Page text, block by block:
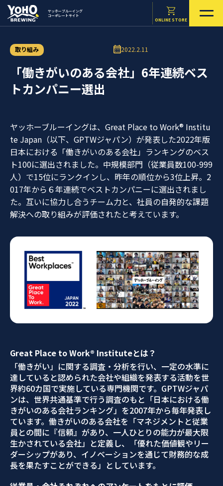
ヤッホーブルーイング
コーポレートサイト
ONLINE STORE
取り組み 2022.2.11
「働きがいのある会社」6年連続ベス
トカンパニー選出
ヤッホーブルーイングは、Great Place to Work® Institu
te Japan（以下、GPTWジャパン）が発表した2022年版
日本における「働きがいのある会社」ランキングのベス
ト100に選出されました。中規模部門（従業員数100-999
人）で15位にランクインし、昨年の順位から3位上昇。2
017年から６年連続でベストカンパニーに選出されまし
た。互いに協力し合うチーム力と、社員の自発的な課題
解決への取り組みが評価されたと考えています。
Great Place to Work® Instituteとは？
「働きがい」に関する調査・分析を行い、一定の水準に
達していると認められた会社や組織を発表する活動を世
界約60カ国で実施している専門機関です。GPTWジャパ
ンは、世界共通基準で行う調査のもと「日本における働
きがいのある会社ランキング」を2007年から毎年発表し
ています。働きがいのある会社を「マネジメントと従業
員との間に『信頼』があり、一人ひとりの能力が最大限
生かされている会社」と定義し、「優れた価値観やリー
ダーシップがあり、イノベーションを通じて財務的な成
長を果たすことができる」としています。